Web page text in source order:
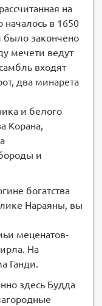
на
началось в 1650
было закончено
мечети ведут
входят
два минарета
и белого
Корана,
и
богатства
Нараяны, вы
меценатов-
На
Ганди.
здесь Будда